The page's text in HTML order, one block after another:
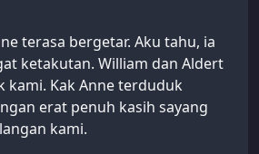
terasa bergetar. Aku tahu, ia
ketakutan. William dan Aldert
kami. Kak Anne terduduk
erat penuh kasih sayang
kami.